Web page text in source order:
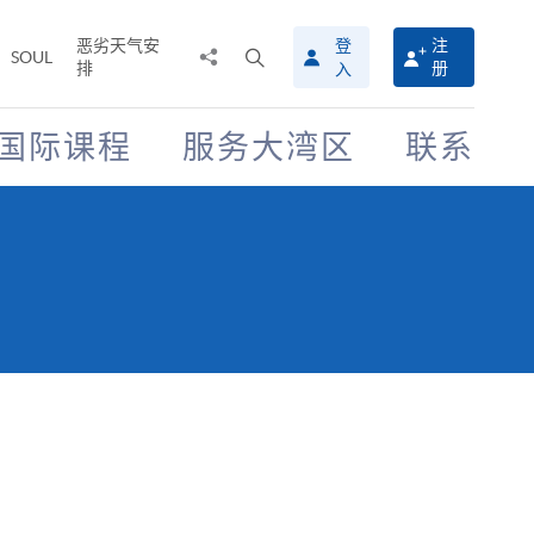
SOUL
恶劣天气安
排
搜
寻
介
面
登
入
注
册
际课程 服务大湾区 联系